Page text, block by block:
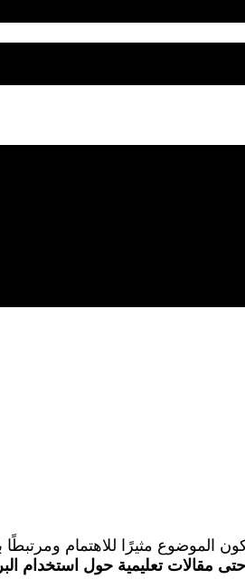
مثيرًا للاهتمام ومرتبطًا
مقالات تعليمية حول استخدام